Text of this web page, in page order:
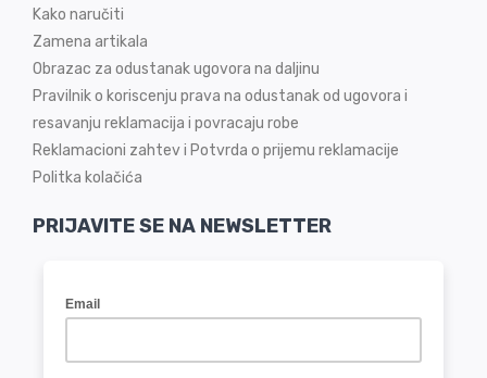
Kako naručiti
Zamena artikala
Obrazac za odustanak ugovora na daljinu
Pravilnik o koriscenju prava na odustanak od ugovora i
resavanju reklamacija i povracaju robe
Reklamacioni zahtev i Potvrda o prijemu reklamacije
Politka kolačića
PRIJAVITE SE NA NEWSLETTER